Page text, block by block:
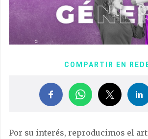
COMPARTIR EN
Por su interés, reproducimos el